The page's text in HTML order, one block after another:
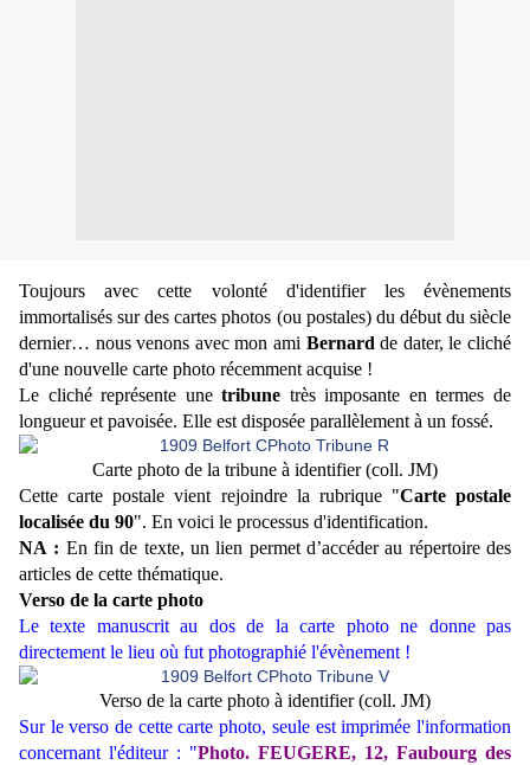
Toujours avec cette volonté d'identifier les évènements
immortalisés sur des cartes photos (ou postales) du début du siècle
dernier… nous venons avec mon ami Bernard de dater, le cliché
d'une nouvelle carte photo récemment acquise !
Le cliché représente unetribune très imposante en termes de
longueur et pavoisée. Elle est disposée parallèlement à un fossé.
Carte photo de la tribune à identifier (coll. JM)
Cette carte postale vient rejoindre la rubrique "Carte postale
localisée du 90". En voici le processus d'identification.
NA : En fin de texte, un lien permet d’accéder au répertoire des
articles de cette thématique.
Verso de la carte photo
Le texte manuscrit au dos de la carte photo ne donne pas
directement le lieu où fut photographié l'évènement !
Verso de la carte photo à identifier (coll. JM)
Sur le verso de cette carte photo, seule est imprimée l'information
concernant l'éditeur : "Photo. FEUGERE, 12, Faubourg des